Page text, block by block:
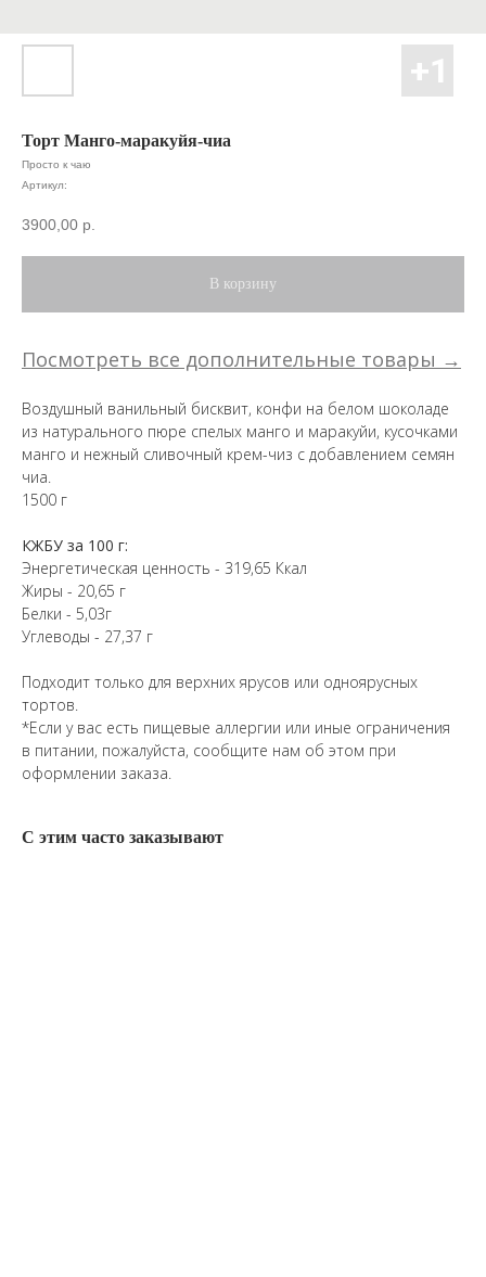
Торт Манго-маракуйя-чиа
Просто к чаю
Артикул:
3900,00 р.
В корзину
Посмотреть все дополнительные товары →
Воздушный ванильный бисквит, конфи на белом шоколаде
из натурального пюре спелых манго и маракуйи, кусочками
манго и нежный сливочный крем-чиз с добавлением семян
чиа.
1500 г
КЖБУ за 100 г:
Энергетическая ценность - 319,65 Ккал
Жиры - 20,65 г
Белки - 5,03г
Углеводы - 27,37 г
Подходит только для верхних ярусов или одноярусных
тортов.
*Если у вас есть пищевые аллергии или иные ограничения
в питании, пожалуйста, сообщите нам об этом при
оформлении заказа.
С этим часто заказывают